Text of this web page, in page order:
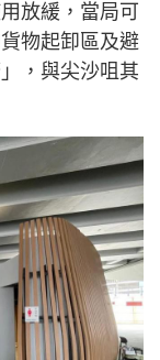
放緩，當局可
物起卸區及避
，與尖沙咀其